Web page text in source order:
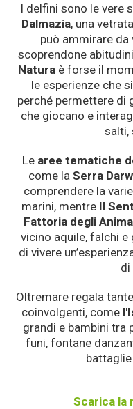
I delfini sono le vere
Dalmazia, una
può ammirare da
scoprendone
Natura è forse il
le esperienze che
perché permettere di
che giocano e
salti,
Le aree tematiche
come la Serra
comprendere la
marini, mentre Il
Fattoria degli
vicino aquile, falchi
di vivere
di
Oltremare regala
coinvolgenti, come
grandi e bambini tra
funi, fontane
Scarica la